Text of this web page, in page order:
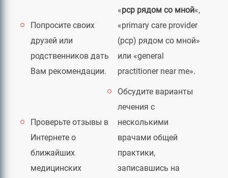
Попросите своих
друзей или
родственников дать
Вам рекомендации.
«pcp рядом со мной«,
«primary care provider
(pcp) рядом со мной»
или «general
practitioner near me».
Проверьте отзывы в
Интернете о
ближайших
медицинских
Обсудите варианты
лечения с
несколькими
врачами общей
практики,
записавшись на